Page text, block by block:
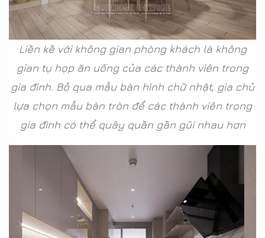
Liền kề với không gian phòng khách là không
gian tụ họp ăn uống của các thành viên trong
gia đình. Bỏ qua mẫu bàn hình chữ nhật, gia chủ
lựa chọn mẫu bàn tròn để các thành viên trong
gia đình có thể quây quần gần gũi nhau hơn